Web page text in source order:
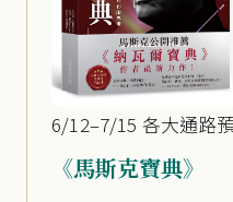
6/12–7/15 各大通路
《馬斯克寶典》